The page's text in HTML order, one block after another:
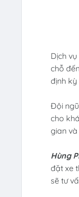
Dịch
chỗ
định
Đội
cho
gian
Hùng
đặt xe
sẽ tư